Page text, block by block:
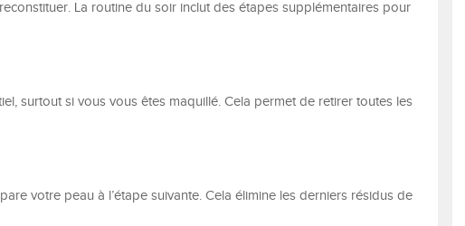
La routine du soir inclut des étapes supplémentaires pour
surtout si vous vous êtes maquillé. Cela permet de retirer toutes les
votre peau à l’étape suivante. Cela élimine les derniers résidus de